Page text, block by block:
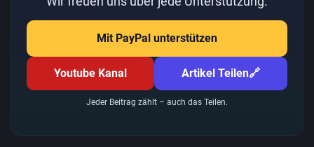
Mit PayPal unterstützen
Youtube Kanal Artikel Teilen🔗
Jeder Beitrag zählt – auch das Teilen.